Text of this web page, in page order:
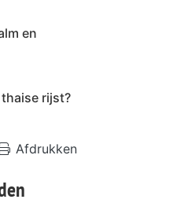
en
rijst?
Afdrukken